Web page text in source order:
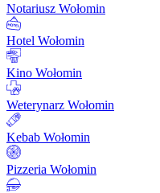
Notariusz Wołomin
Hotel Wołomin
Kino Wołomin
Weterynarz Wołomin
Kebab Wołomin
Pizzeria Wołomin